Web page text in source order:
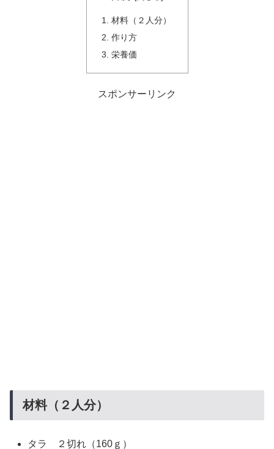
材料（２人分）
作り方
栄養価
スポンサーリンク
材料（２人分）
タラ ２切れ（160ｇ）